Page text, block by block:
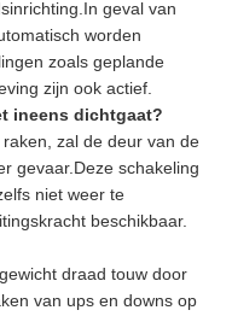
geval van
worden
zoals geplande
zijn ook actief.
ineens dichtgaat?
zal de deur van de
gevaar.Deze schakeling
niet weer te
beschikbaar.
draad touw door
van ups en downs op